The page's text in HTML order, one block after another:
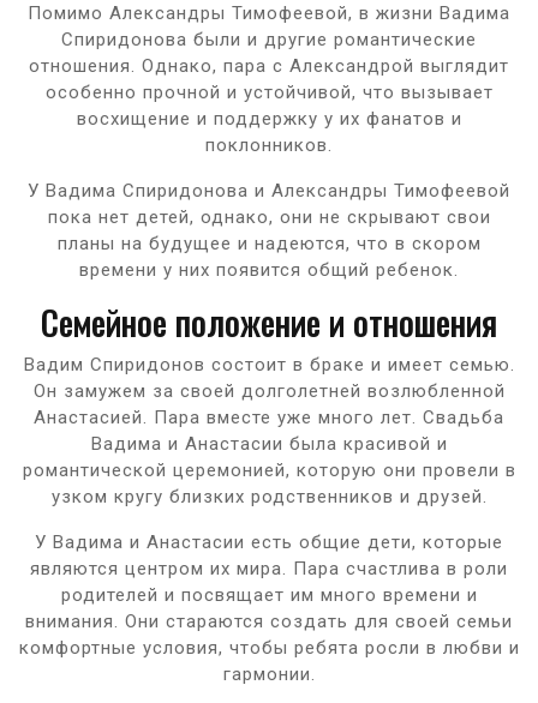
Помимо Александры Тимофеевой, в жизни Вадима
Спиридонова были и другие романтические
отношения. Однако, пара с Александрой выглядит
особенно прочной и устойчивой, что вызывает
восхищение и поддержку у их фанатов и
поклонников.
У Вадима Спиридонова и Александры Тимофеевой
пока нет детей, однако, они не скрывают свои
планы на будущее и надеются, что в скором
времени у них появится общий ребенок.
Семейное положение и отношения
Вадим Спиридонов состоит в браке и имеет семью.
Он замужем за своей долголетней возлюбленной
Анастасией. Пара вместе уже много лет. Свадьба
Вадима и Анастасии была красивой и
романтической церемонией, которую они провели в
узком кругу близких родственников и друзей.
У Вадима и Анастасии есть общие дети, которые
являются центром их мира. Пара счастлива в роли
родителей и посвящает им много времени и
внимания. Они стараются создать для своей семьи
комфортные условия, чтобы ребята росли в любви и
гармонии.